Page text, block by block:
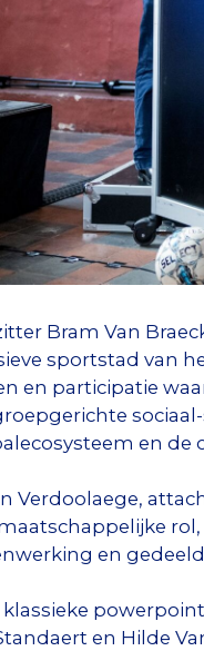
Bram Van
sportstad van
en participatie
en de
Verdoolaege,
en
klassieke
en Hilde